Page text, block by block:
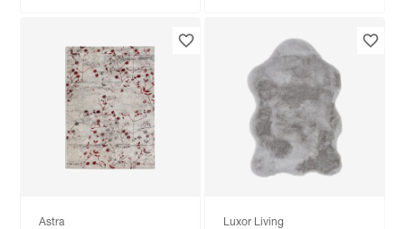
Astra Luxor Living